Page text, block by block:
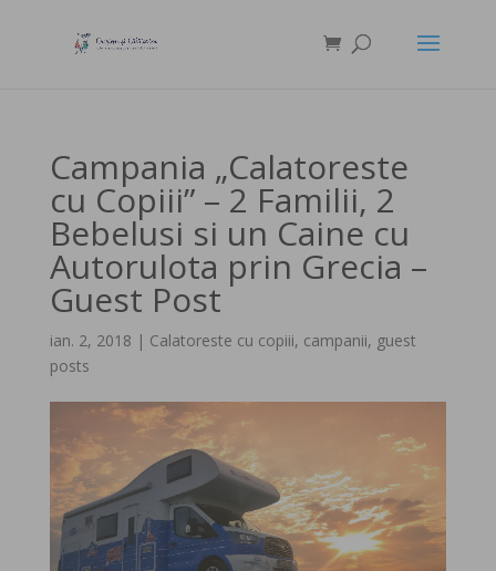
Campania „Calatoreste
cu Copiii” – 2 Familii, 2
Bebelusi si un Caine cu
Autorulota prin Grecia –
Guest Post
ian. 2, 2018 | Calatoreste cu copiii, campanii, guest
posts